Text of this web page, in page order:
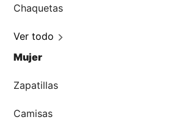
Chaquetas
Ver todo
Mujer
Zapatillas
Camisas